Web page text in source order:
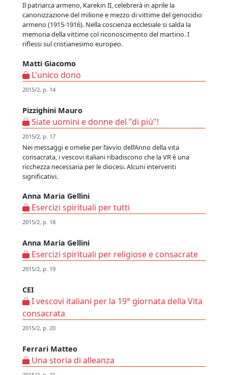
Il patriarca armeno, Karekin II, celebrerà in aprile la
canonizzazione del milione e mezzo di vittime del genocidio
armeno (1915-1916). Nella coscienza ecclesiale si salda la
memoria della vittime col riconoscimento del martirio. I
riflessi sul cristianesimo europeo.
Matti Giacomo
L'unico dono
2015/2, p. 14
Pizzighini Mauro
Siate uomini e donne del "di più"!
2015/2, p. 17
Nei messaggi e omelie per l’avvio dell’Anno della vita
consacrata, i vescovi italiani ribadiscono che la VR è una
ricchezza necessaria per le diocesi. Alcuni interventi
significativi.
Anna Maria Gellini
Esercizi spirituali per tutti
2015/2, p. 18
Anna Maria Gellini
Esercizi spirituali per religiose e consacrate
2015/2, p. 19
CEI
I vescovi italiani per la 19° giornata della Vita
consacrata
2015/2, p. 20
Ferrari Matteo
Una storia di alleanza